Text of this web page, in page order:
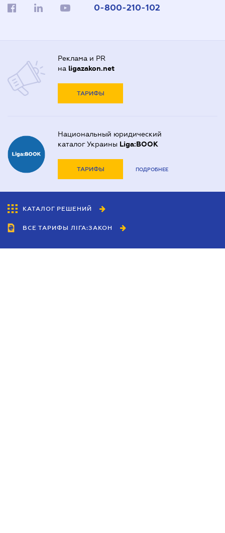
0-800-210-102
Реклама и PR
на ligazakon.net
ТАРИФЫ
Национальный юридический
каталог Украины Liga:BOOK
ТАРИФЫ ПОДРОБНЕЕ
КАТАЛОГ РЕШЕНИЙ
ВСЕ ТАРИФЫ ЛІГА:ЗАКОН